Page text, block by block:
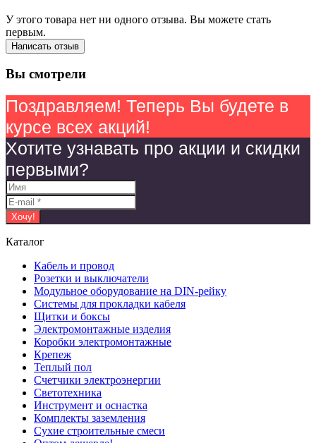
У этого товара нет ни одного отзыва. Вы можете стать
первым.
Написать отзыв
Вы смотрели
Поздравляем! Теперь Вы будете в
курсе всех акций!
Хотите узнавать про акции и скидки
первыми?
Каталог
Кабель и провод
Розетки и выключатели
Модульное оборудование на DIN-рейку
Системы для прокладки кабеля
Щитки и боксы
Электромонтажные изделия
Коробки электромонтажные
Крепеж
Теплый пол
Счетчики электроэнергии
Светотехника
Инструмент и оснастка
Комплекты заземления
Сухие строительные смеси